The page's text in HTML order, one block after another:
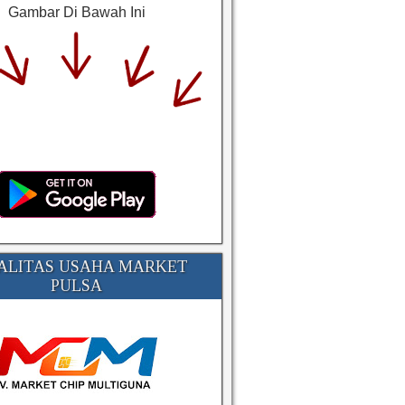
Gambar Di Bawah Ini
USAHA MARKET
PULSA